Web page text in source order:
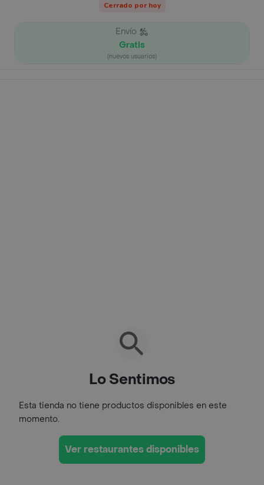
Cerrado por hoy
Envío
Gratis
(nuevos usuarios)
Lo Sentimos
Esta tienda no tiene productos disponibles en este
momento.
Ver restaurantes disponibles